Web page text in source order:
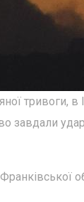
тривоги,
завдали